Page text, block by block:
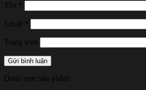
Tên
Email
Trang web
Danh mục sản phẩm